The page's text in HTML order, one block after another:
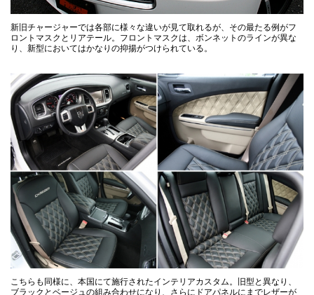
新旧チャージャーでは各部に様々な違いが見て取れるが、その最たる例がフ
ロントマスクとリアテール。フロントマスクは、ボンネットのラインが異な
り、新型においてはかなりの抑揚がつけられている。
こちらも同様に、本国にて施行されたインテリアカスタム。旧型と異なり、
ブラックとベージュの組み合わせになり、さらにドアパネルにまでレザーが